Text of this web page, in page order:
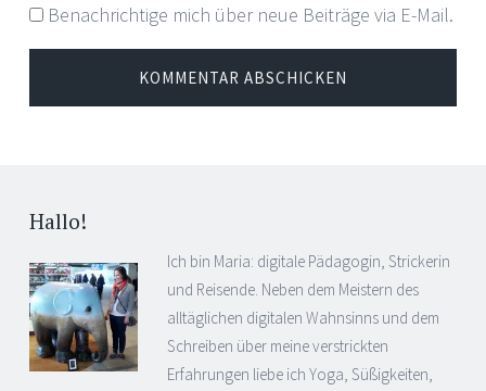
Benachrichtige mich über neue Beiträge via E-Mail.
Hallo!
Ich bin Maria: digitale Pädagogin, Strickerin
und Reisende. Neben dem Meistern des
alltäglichen digitalen Wahnsinns und dem
Schreiben über meine verstrickten
Erfahrungen liebe ich Yoga, Süßigkeiten,